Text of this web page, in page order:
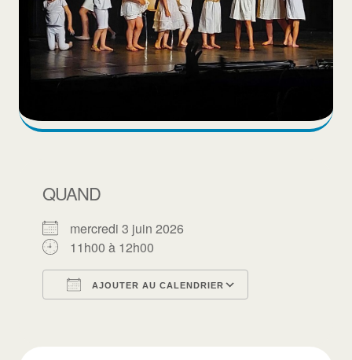
QUAND
mercredi 3 juin 2026
11h00 à 12h00
AJOUTER AU CALENDRIER